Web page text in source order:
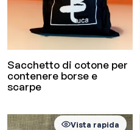
Sacchetto di cotone per
contenere borse e
scarpe
Vista rapida